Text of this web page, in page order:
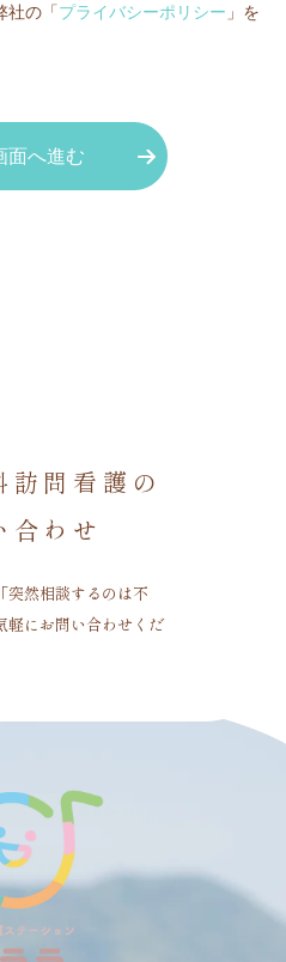
社の「プライバシーポリシー 」を
訪問看護の
合わせ
突然相談するのは不
軽にお問い合わせくだ